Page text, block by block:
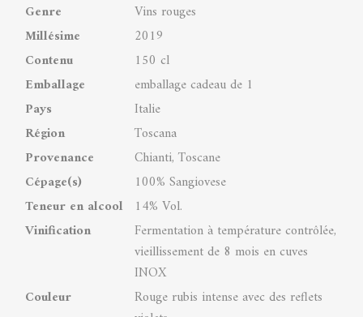
Genre
Vins rouges
Millésime
2019
Contenu
150 cl
Emballage
emballage cadeau de 1
Pays
Italie
Région
Toscana
Provenance
Chianti, Toscane
Cépage(s)
100% Sangiovese
Teneur en alcool
14% Vol.
Vinification
Fermentation à température contrôlée,
vieillissement de 8 mois en cuves
INOX
Couleur
Rouge rubis intense avec des reflets